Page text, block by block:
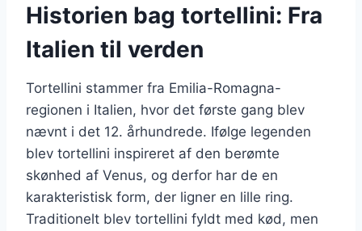
Historien bag tortellini: Fra
Italien til verden
Tortellini stammer fra Emilia-Romagna-
regionen i Italien, hvor det første gang blev
nævnt i det 12. århundrede. Ifølge legenden
blev tortellini inspireret af den berømte
skønhed af Venus, og derfor har de en
karakteristisk form, der ligner en lille ring.
Traditionelt blev tortellini fyldt med kød, men